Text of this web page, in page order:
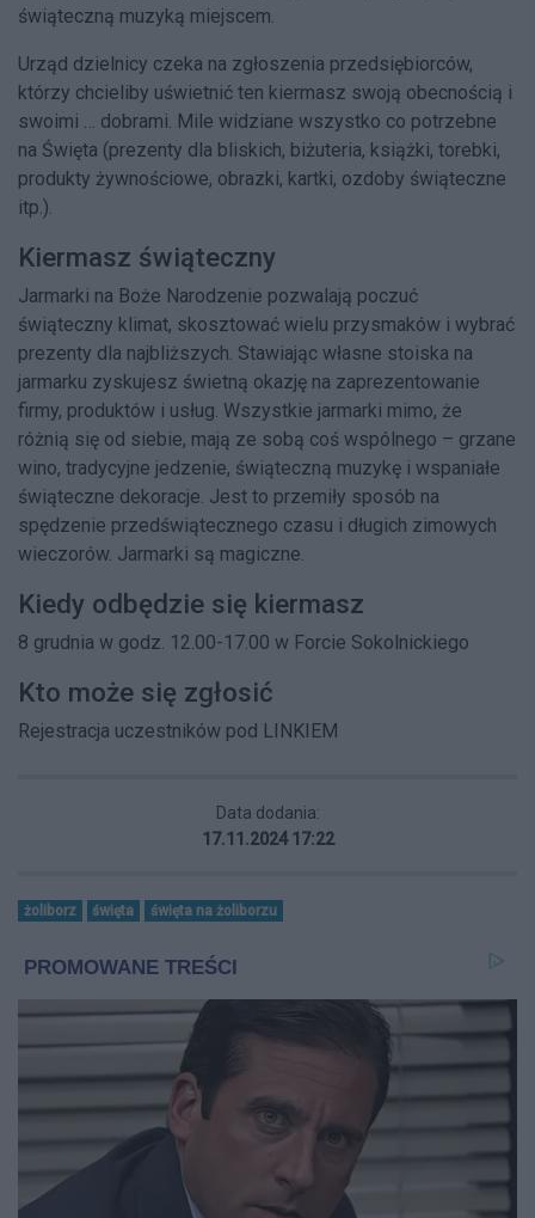
świąteczną muzyką miejscem.
Urząd dzielnicy czeka na zgłoszenia przedsiębiorców,
którzy chcieliby uświetnić ten kiermasz swoją obecnością i
swoimi … dobrami. Mile widziane wszystko co potrzebne
na Święta (prezenty dla bliskich, biżuteria, książki, torebki,
produkty żywnościowe, obrazki, kartki, ozdoby świąteczne
itp.).
Kiermasz świąteczny
Jarmarki na Boże Narodzenie pozwalają poczuć
świąteczny klimat, skosztować wielu przysmaków i wybrać
prezenty dla najbliższych . Stawiając własne stoiska na
jarmarku zyskujesz świetną okazję na zaprezentowanie
firmy, produktów i usług. Wszystkie jarmarki mimo, że
różnią się od siebie, mają ze sobą coś wspólnego – grzane
wino, tradycyjne jedzenie, świąteczną muzykę i wspaniałe
świąteczne dekoracje. Jest to przemiły sposób na
spędzenie przedświątecznego czasu i długich zimowych
wieczorów. Jarmarki są magiczne.
Kiedy odbędzie się kiermasz
8 grudnia w godz. 12.00-17.00 w Forcie Sokolnickiego
Kto może się zgłosić
Rejestracja uczestników pod LINKIEM
Data dodania:
17.11.2024 17:22
żoliborz święta święta na żoliborzu